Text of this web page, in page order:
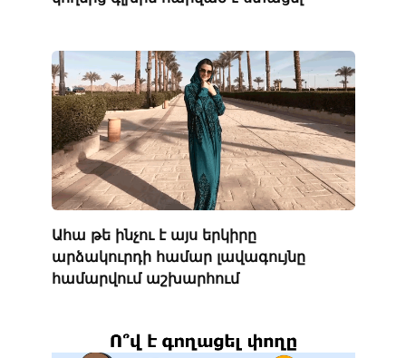
Ահա թե ինչու է այս երկիրը
արձակուրդի համար լավագույնը
համարվում աշխարհում